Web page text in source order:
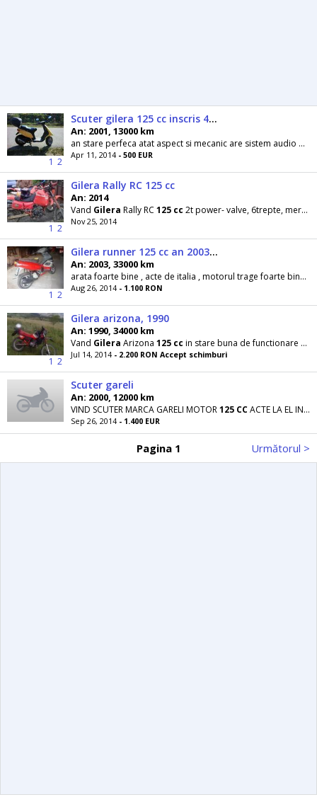
1 2
Scuter gilera 125 cc inscris 49 cc
An: 2001, 13000 km
an stare perfeca atat aspect si mecanic are sistem audio pe le scuterul se poate vedea la Pestisani
Apr 11, 2014 - 500 EUR
1 2
Gilera Rally RC 125 cc
An: 2014
Vand Gilera Rally RC 125 cc 2t power- valve, 6trepte, merge foarte bine, trage bine, ideala
Nov 25, 2014
1 2
Gilera runner 125 cc an 2003. . .
An: 2003, 33000 km
arata foarte bine , acte de italia , motorul trage foarte bine . . . - capacitate
Aug 26, 2014 - 1.100 RON
1 2
Gilera arizona, 1990
An: 1990, 34000 km
Vand Gilera Arizona 125 cc in stare buna de functionare recent schimbat ulei lant si pinione
Jul 14, 2014 - 2.200 RON Accept schimburi
Scuter gareli
An: 2000, 12000 km
VIND SCUTER MARCA GARELI MOTOR125 CCACTE LA EL INSTARE DE FUNCTIONARE IL DAU DIN PRONBLEME
Sep 26, 2014 - 1.400 EUR
Pagina 1 Următorul >